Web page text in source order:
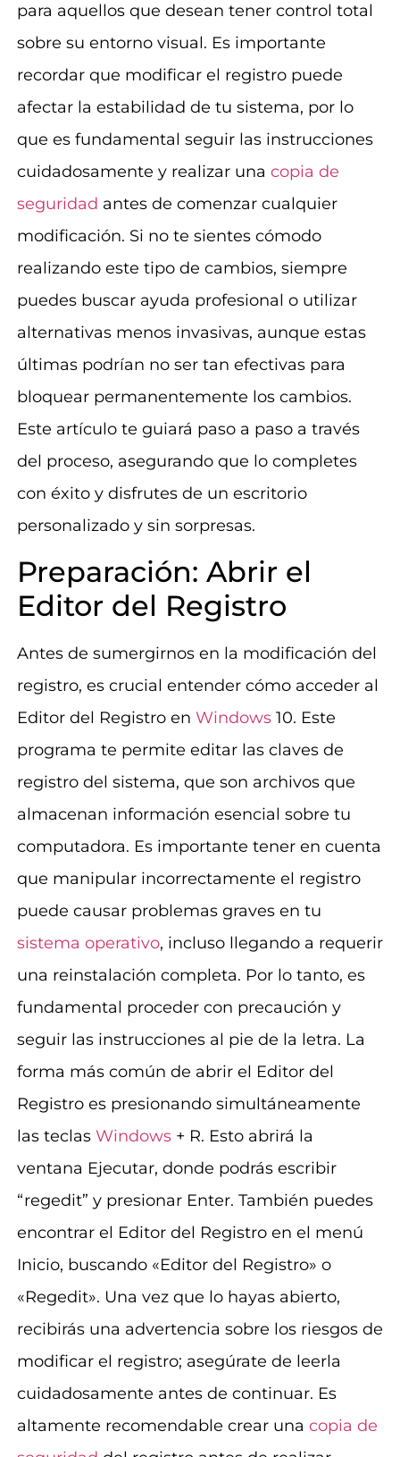
para aquellos que desean tener control total
sobre su entorno visual. Es importante
recordar que modificar el registro puede
afectar la estabilidad de tu sistema, por lo
que es fundamental seguir las instrucciones
cuidadosamente y realizar una copia de
seguridad antes de comenzar cualquier
modificación. Si no te sientes cómodo
realizando este tipo de cambios, siempre
puedes buscar ayuda profesional o utilizar
alternativas menos invasivas, aunque estas
últimas podrían no ser tan efectivas para
bloquear permanentemente los cambios.
Este artículo te guiará paso a paso a través
del proceso, asegurando que lo completes
con éxito y disfrutes de un escritorio
personalizado y sin sorpresas.
Preparación: Abrir el
Editor del Registro
Antes de sumergirnos en la modificación del
registro, es crucial entender cómo acceder al
Editor del Registro en Windows10. Este
programa te permite editar las claves de
registro del sistema, que son archivos que
almacenan información esencial sobre tu
computadora. Es importante tener en cuenta
que manipular incorrectamente el registro
puede causar problemas graves en tu
sistema operativo, incluso llegando a requerir
una reinstalación completa. Por lo tanto, es
fundamental proceder con precaución y
seguir las instrucciones al pie de la letra. La
forma más común de abrir el Editor del
Registro es presionando simultáneamente
las teclas Windows+ R. Esto abrirá la
ventana Ejecutar, donde podrás escribir
“regedit” y presionar Enter. También puedes
encontrar el Editor del Registro en el menú
Inicio, buscando «Editor del Registro» o
«Regedit». Una vez que lo hayas abierto,
recibirás una advertencia sobre los riesgos de
modificar el registro; asegúrate de leerla
cuidadosamente antes de continuar. Es
altamente recomendable crear una copia de